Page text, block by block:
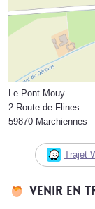
Le Pont Mouy
2 Route de Flines
59870 Marchiennes
Trajet
Venir en